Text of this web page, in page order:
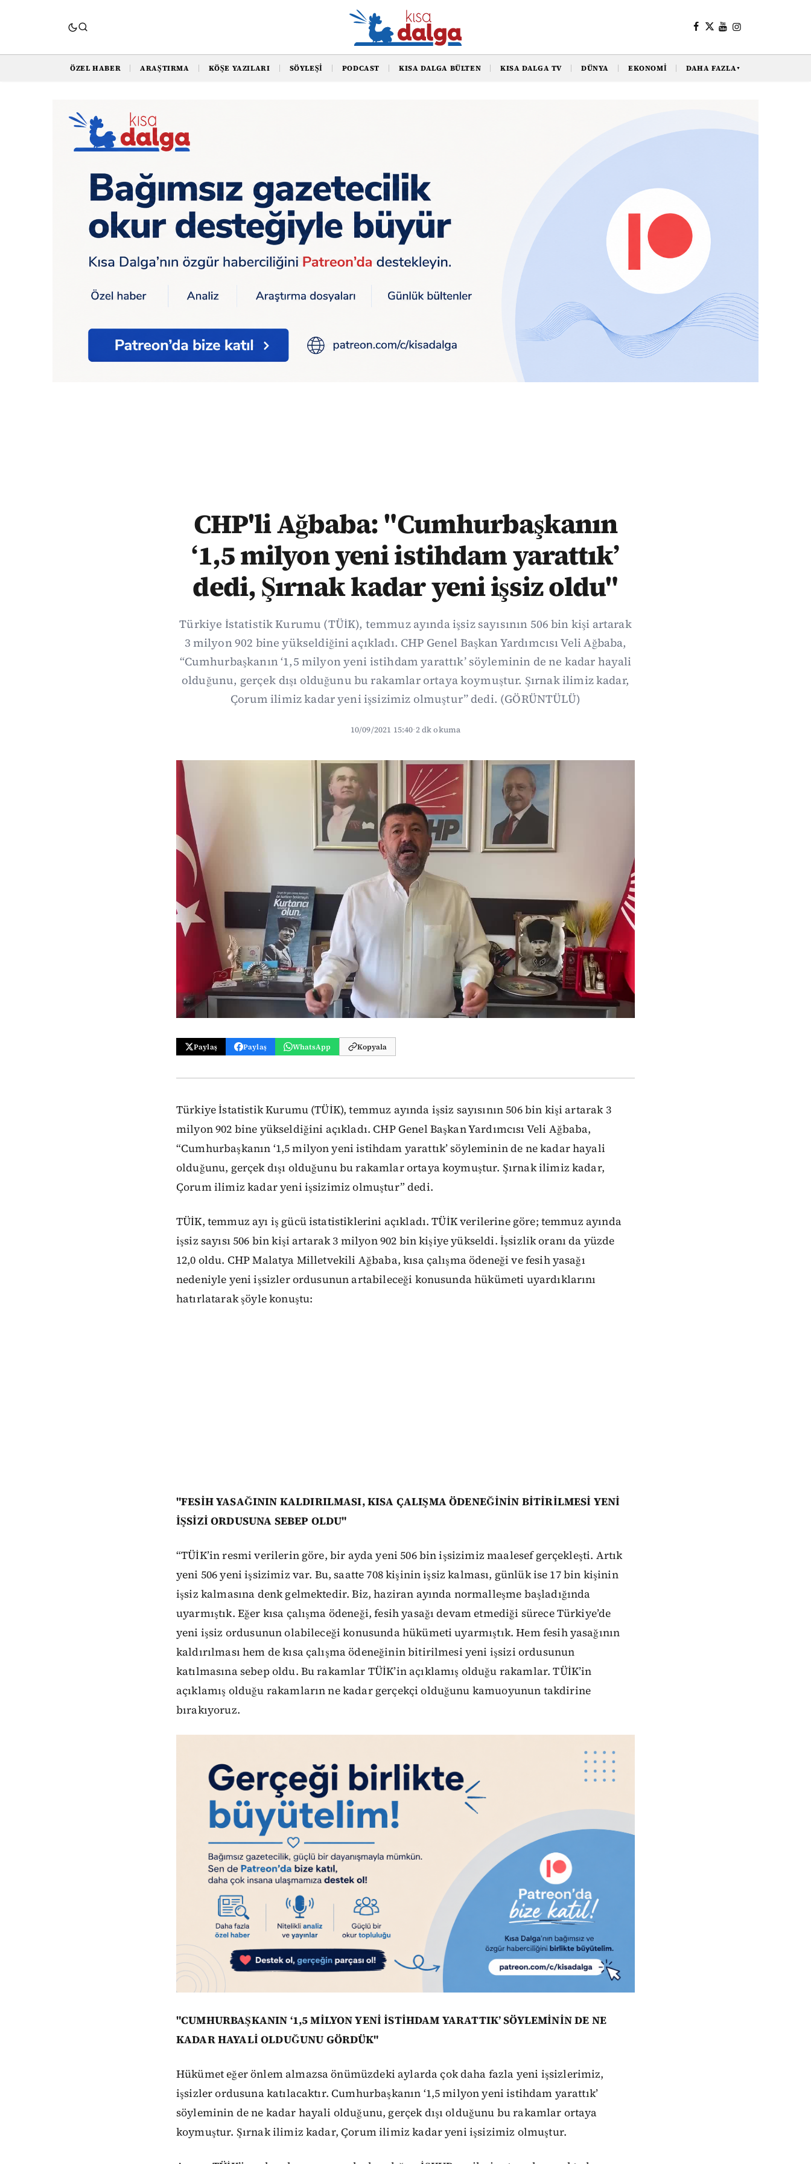
ÖZEL HABER ARAŞTIRMA KÖŞE YAZILARI SÖYLEŞI PODCAST KISA DALGA BÜLTEN KISA DALGA TV DÜNYA EKONOMI DAHA FAZLA▼
CHP'li Ağbaba: "Cumhurbaşkanın ‘1,5 milyon yeni istihdam yarattık’ dedi, Şırnak kadar yeni işsiz oldu"
CHP'li Ağbaba: "Cumhurbaşkanın
‘1,5 milyon yeni istihdam yarattık’
dedi, Şırnak kadar yeni işsiz oldu"
Türkiye İstatistik Kurumu (TÜİK), temmuz ayında işsiz sayısının 506 bin kişi artarak
3 milyon 902 bine yükseldiğini açıkladı. CHP Genel Başkan Yardımcısı Veli Ağbaba,
“Cumhurbaşkanın ‘1,5 milyon yeni istihdam yarattık’ söyleminin de ne kadar hayali
olduğunu, gerçek dışı olduğunu bu rakamlar ortaya koymuştur. Şırnak ilimiz kadar,
Çorum ilimiz kadar yeni işsizimiz olmuştur” dedi. (GÖRÜNTÜLÜ)
10/09/2021 15:40·2 dk okuma
Paylaş Paylaş WhatsApp Kopyala
Türkiye İstatistik Kurumu (TÜİK), temmuz ayında işsiz sayısının 506 bin kişi artarak 3
milyon 902 bine yükseldiğini açıkladı. CHP Genel Başkan Yardımcısı Veli Ağbaba,
“Cumhurbaşkanın ‘1,5 milyon yeni istihdam yarattık’ söyleminin de ne kadar hayali
olduğunu, gerçek dışı olduğunu bu rakamlar ortaya koymuştur. Şırnak ilimiz kadar,
Çorum ilimiz kadar yeni işsizimiz olmuştur” dedi.
TÜİK, temmuz ayı iş gücü istatistiklerini açıkladı. TÜİK verilerine göre; temmuz ayında
işsiz sayısı 506 bin kişi artarak 3 milyon 902 bin kişiye yükseldi. İşsizlik oranı da yüzde
12,0 oldu. CHP Malatya Milletvekili Ağbaba, kısa çalışma ödeneği ve fesih yasağı
nedeniyle yeni işsizler ordusunun artabileceği konusunda hükümeti uyardıklarını
hatırlatarak şöyle konuştu:
"FESİH YASAĞININ KALDIRILMASI, KISA ÇALIŞMA ÖDENEĞİNİN BİTİRİLMESİ YENİ
İŞSİZİ ORDUSUNA SEBEP OLDU"
“TÜİK’in resmi verilerin göre, bir ayda yeni 506 bin işsizimiz maalesef gerçekleşti. Artık
yeni 506 yeni işsizimiz var. Bu, saatte 708 kişinin işsiz kalması, günlük ise 17 bin kişinin
işsiz kalmasına denk gelmektedir. Biz, haziran ayında normalleşme başladığında
uyarmıştık. Eğer kısa çalışma ödeneği, fesih yasağı devam etmediği sürece Türkiye’de
yeni işsiz ordusunun olabileceği konusunda hükümeti uyarmıştık. Hem fesih yasağının
kaldırılması hem de kısa çalışma ödeneğinin bitirilmesi yeni işsizi ordusunun
katılmasına sebep oldu. Bu rakamlar TÜİK’in açıklamış olduğu rakamlar. TÜİK’in
açıklamış olduğu rakamların ne kadar gerçekçi olduğunu kamuoyunun takdirine
bırakıyoruz.
"CUMHURBAŞKANIN ‘1,5 MİLYON YENİ İSTİHDAM YARATTIK’ SÖYLEMİNİN DE NE
KADAR HAYALİ OLDUĞUNU GÖRDÜK"
Hükümet eğer önlem almazsa önümüzdeki aylarda çok daha fazla yeni işsizlerimiz,
işsizler ordusuna katılacaktır. Cumhurbaşkanın ‘1,5 milyon yeni istihdam yarattık’
söyleminin de ne kadar hayali olduğunu, gerçek dışı olduğunu bu rakamlar ortaya
koymuştur. Şırnak ilimiz kadar, Çorum ilimiz kadar yeni işsizimiz olmuştur.